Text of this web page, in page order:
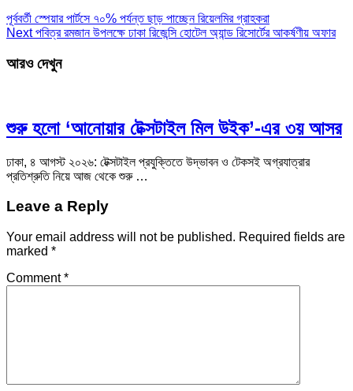
পূর্ববর্তী স্পেয়ার পার্টসে ৭০% পর্যন্ত ছাড় পাচ্ছেন রিয়েলমির গ্রাহকরা
Nextপবিত্র রমজান উপলক্ষে ঢাকা রিজেন্সি হোটেল অ্যান্ড রিসোর্টের আকর্ষণীয় অফার
আরও দেখুন
শুরু হলো ‘আনোয়ার টেক্সটাইল মিল উইক’-এর ৩য় আসর
ঢাকা, ৪ আগস্ট ২০২৬: টেক্সটাইল প্রযুক্তিতে উদ্ভাবন ও টেকসই অগ্রযাত্রার
প্রতিশ্রুতি নিয়ে আজ থেকে শুরু …
Leave a Reply
Your email address will not be published. Required fields are
marked *
Comment*